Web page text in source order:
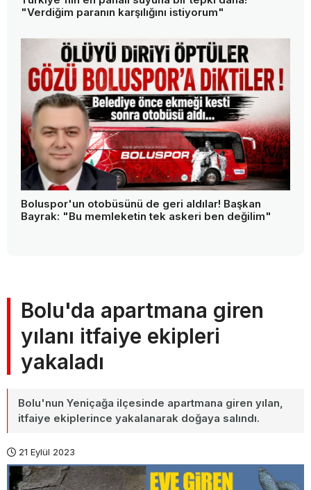
"Verdiğim paranın karşılığını istiyorum"
Boluspor'un otobüsünü de geri aldılar! Başkan
Bayrak: "Bu memleketin tek askeri ben değilim"
Bolu'da apartmana giren
yılanı itfaiye ekipleri
yakaladı
Bolu'nun Yeniçağa ilçesinde apartmana giren yılan,
itfaiye ekiplerince yakalanarak doğaya salındı.
21 Eylül 2023